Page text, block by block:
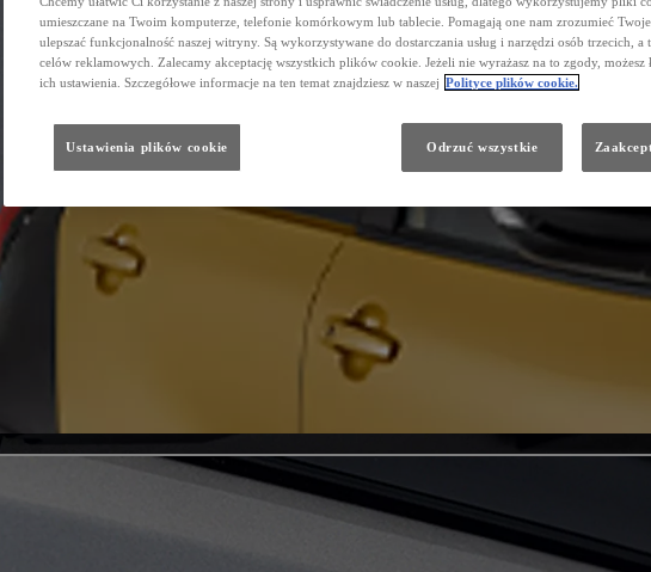
umieszczane na Twoim komputerze, telefonie komórkowym lub tablecie. Pomagają one nam zrozumieć
ulepszać funkcjonalność naszej witryny. Są wykorzystywane do dostarczania usług i narzędzi osób trzecich, a
celów reklamowych. Zalecamy akceptację wszystkich plików cookie. Jeżeli nie wyrażasz na to zgody, możesz
ich ustawienia. Szczegółowe informacje na ten temat znajdziesz w naszej Polityce plików cookie.
Ustawienia plików cookie Odrzuć wszystkie